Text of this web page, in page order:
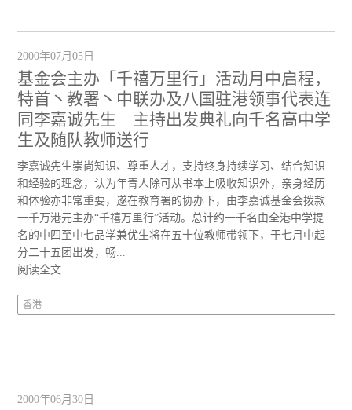
2000年07月05日
基金会主办「千禧万里行」活动月中启程，
特首丶教署丶中联办及八国驻港领事代表连
同李嘉诚先生 主持出发典礼向千名高中学
生及随队教师送行
李嘉诚先生崇尚知识、尊重人才，支持终身持续学习、结合知识
和经验的理念，认为年青人除可从书本上吸收知识外，亲身经历
和体验亦非常重要，遂在教育署的协办下，由李嘉诚基金会拨款
一千万港元主办“千禧万里行”活动。总计约一千名由全港中学提
名的中四至中七品学兼优生将在五十位教师带领下，于七月中起
分二十五团出发，畅...
阅读全文
香港
2000年06月30日